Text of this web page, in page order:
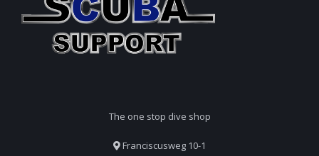
The one stop dive shop
Franciscusweg 10-1